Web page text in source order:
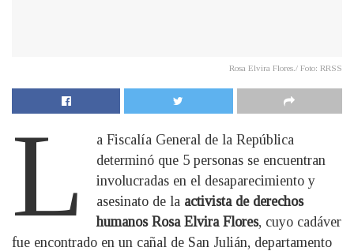
Rosa Elvira Flores./ Foto: RRSS
L
a Fiscalía General de la República
determinó que 5 personas se encuentran
involucradas en el desaparecimiento y
asesinato de la activista de derechos
humanos Rosa Elvira Flores, cuyo cadáver
fue encontrado en un cañal de San Julián, departamento